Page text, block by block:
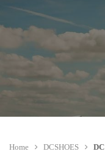
Home DCSHOES DC